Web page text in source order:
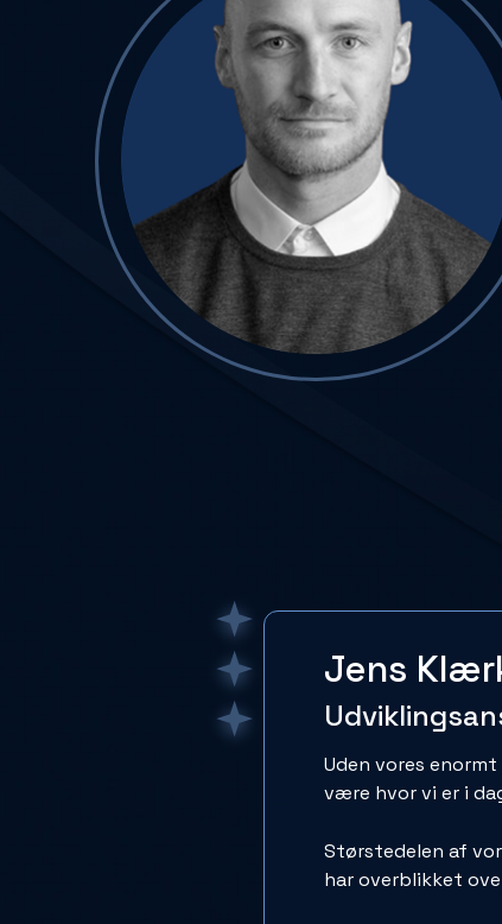
Jens
Uden vores
være hvor vi er i
Størstedelen af
har overblikket